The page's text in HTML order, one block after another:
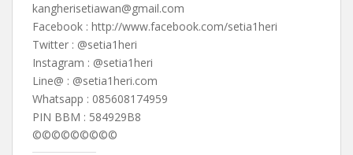
kangherisetiawan@gmail.com
Facebook : http://www.facebook.com/setia1heri
Twitter : @setia1heri
Instagram : @setia1heri
Line@ : @setia1heri.com
Whatsapp : 085608174959
PIN BBM : 584929B8
©©©©©©©©©